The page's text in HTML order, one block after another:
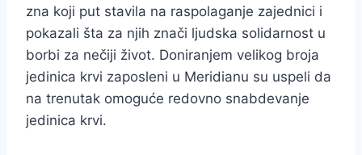
zna koji put stavila na raspolaganje zajednici i
pokazali šta za njih znači ljudska solidarnost u
borbi za nečiji život. Doniranjem velikog broja
jedinica krvi zaposleni u Meridianu su uspeli da
na trenutak omoguće redovno snabdevanje
jedinica krvi.